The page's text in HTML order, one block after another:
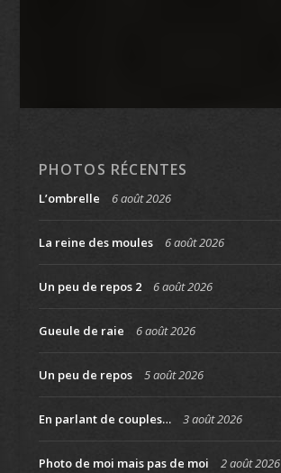
PHOTOS RÉCENTES
L’ombrelle 6 août 2026
La reine des moules 6 août 2026
Un peu de repos 2 6 août 2026
Gueule de raie 6 août 2026
Un peu de repos 5 août 2026
En parlant de couples… 3 août 2026
Photo de moi mais pas de moi 2 août 2026